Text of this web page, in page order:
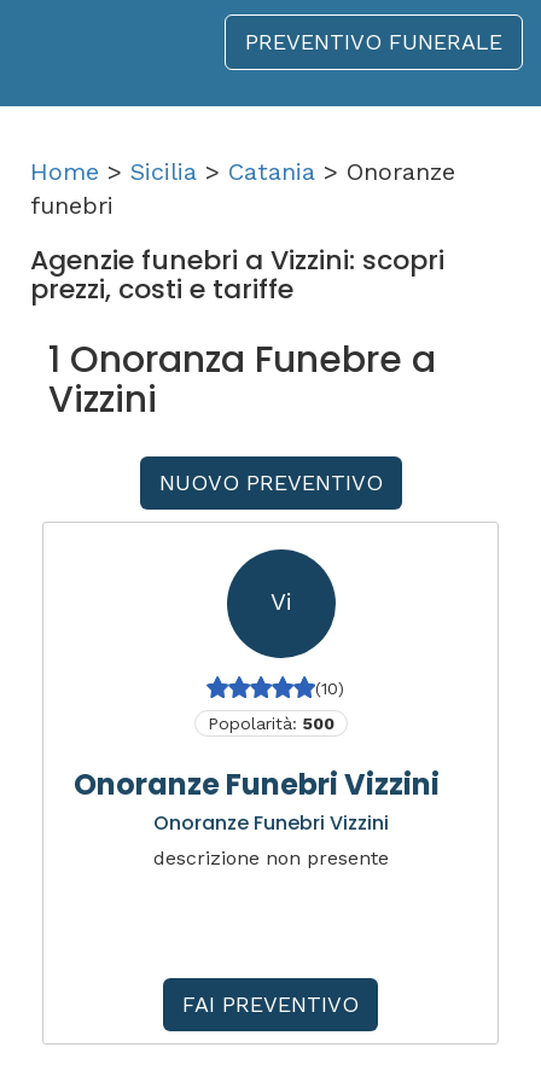
PREVENTIVO FUNERALE
Home > Sicilia > Catania > Onoranze
funebri
Agenzie funebri a Vizzini: scopri
prezzi, costi e tariffe
1 Onoranza Funebre a
Vizzini
NUOVO PREVENTIVO
Vi
(10)
Popolarità: 500
Onoranze Funebri Vizzini
Onoranze Funebri Vizzini
descrizione non presente
FAI PREVENTIVO